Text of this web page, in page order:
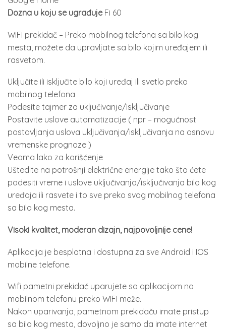
Dozna u koju se ugrađuje Fi 60
WiFi prekidač – Preko mobilnog telefona sa bilo kog
mesta, možete da upravljate sa bilo kojim uređajem ili
rasvetom.
Uključite ili isključite bilo koji uređaj ili svetlo preko
mobilnog telefona
Podesite tajmer za uključivanje/isključivanje
Postavite uslove automatizacije ( npr – mogućnost
postavljanja uslova uključivanja/isključivanja na osnovu
vremenske prognoze )
Veoma lako za korišćenje
Uštedite na potrošnji električne energije tako što ćete
podesiti vreme i uslove uključivanja/isključivanja bilo kog
uređaja ili rasvete i to sve preko svog mobilnog telefona
sa bilo kog mesta.
Visoki kvalitet, moderan dizajn, najpovoljnije cene!
Aplikacija je besplatna i dostupna za sve Android i IOS
mobilne telefone.
Wifi pametni prekidač uparujete sa aplikacijom na
mobilnom telefonu preko WIFI meže.
Nakon uparivanja, pametnom prekidaču imate pristup
sa bilo kog mesta, dovoljno je samo da imate internet